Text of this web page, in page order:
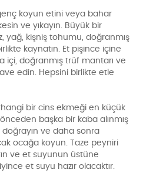
koyun etini veya bahar
ve yıkayın. Büyük bir
yağ, kişniş tohumu, doğranmış
kaynatın. Et pişince içine
içi, doğranmış trüf mantarı ve
edin. Hepsini birlikte etle
bir cins ekmeği en küçük
başka bir kaba alınmış
ve daha sonra
ocağa koyun. Taze peyniri
ve et suyunun üstüne
et suyu hazır olacaktır.